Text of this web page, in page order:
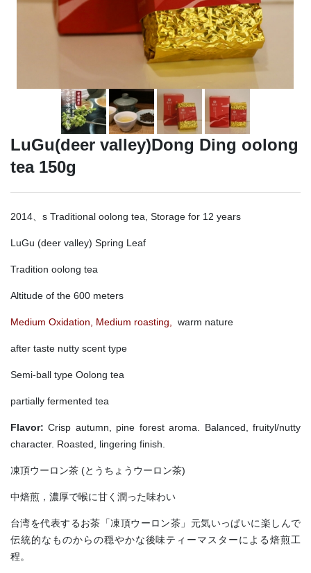
LuGu(deer valley)Dong Ding oolong
tea 150g
2014、s Traditional oolong tea, Storage for 12 years
LuGu (deer valley) Spring Leaf
Tradition oolong tea
Altitude of the 600 meters
Medium Oxidation, Medium roasting, warm nature
after taste nutty scent type
Semi-ball type Oolong tea
partially fermented tea
Flavor:Crisp autumn, pine forest aroma. Balanced, fruityl/nutty
character. Roasted, lingering finish.
凍頂ウーロン茶 (とうちょうウーロン茶)
中焙煎，濃厚で喉に甘く潤った味わい
台湾を代表するお茶「凍頂ウーロン茶」元気いっぱいに楽しんで
伝統的なものからの穏やかな後味ティーマスターによる焙煎工
程。